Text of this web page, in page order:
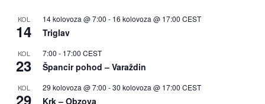
KOL
14
14 kolovoza @ 7:00 - 16 kolovoza @ 17:00 CEST
Triglav
KOL
23
7:00 - 17:00 CEST
Špancir pohod – Varaždin
KOL
29
29 kolovoza @ 7:00 -30 kolovoza @ 17:00 CEST
Krk – Obzova